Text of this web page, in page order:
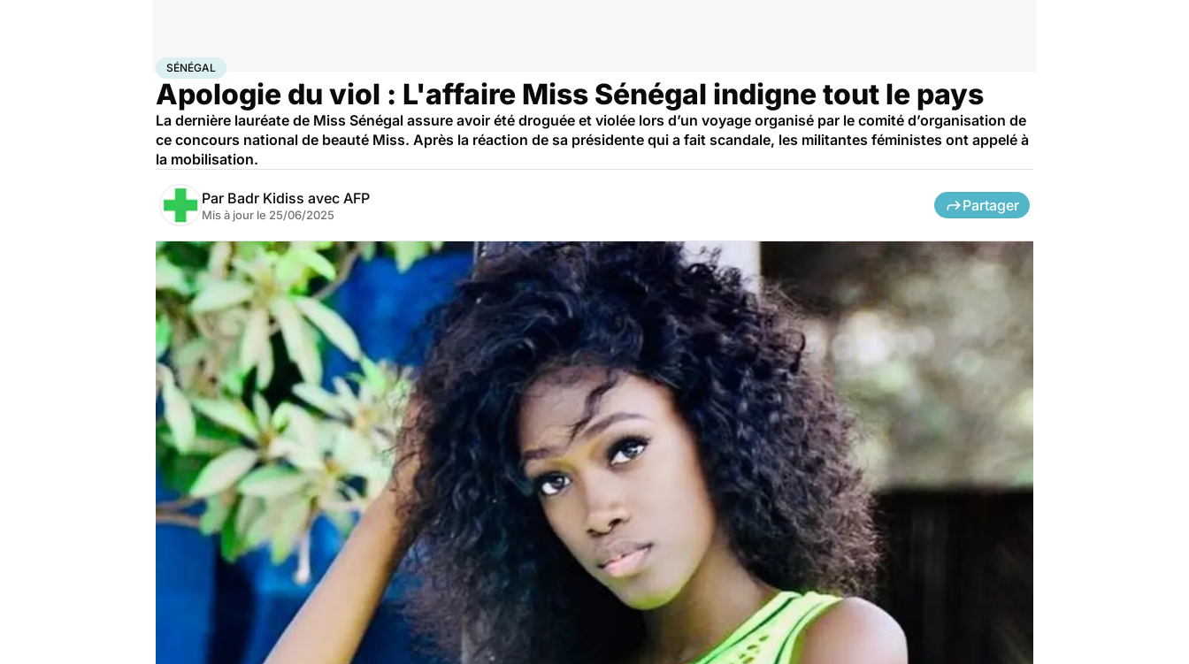
AccueilSanté Sénégal
SÉNÉGAL
Apologie du viol : L'affaire Miss Sénégal indigne tout le pays
La dernière lauréate de Miss Sénégal assure avoir été droguée et violée lors d’un voyage organisé par le comité d’organisation de
ce concours national de beauté Miss. Après la réaction de sa présidente qui a fait scandale, les militantes féministes ont appelé à
la mobilisation.
Par Badr Kidiss avec AFP
Mis à jour le 25/06/2025
Partager